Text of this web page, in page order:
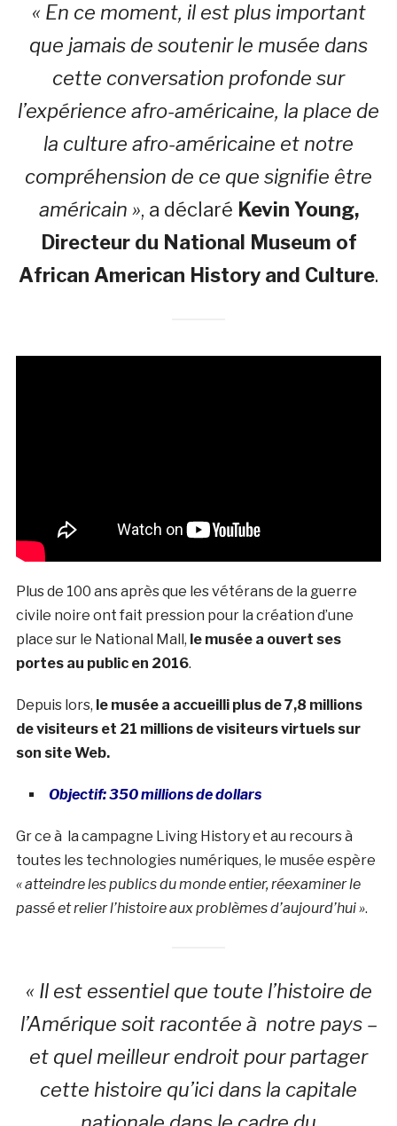
« En ce moment, il est plus important
que jamais de soutenir le musée dans
cette conversation profonde sur
l’expérience afro-américaine, la place de
la culture afro-américaine et notre
compréhension de ce que signifie être
américain », a déclaré Kevin Young,
Directeur du National Museum of
African American History and Culture.
Plus de 100 ans après que les vétérans de la guerre
civile noire ont fait pression pour la création d’une
place sur le National Mall, le musée a ouvert ses
portes au public en 2016.
Depuis lors, le musée a accueilli plus de 7,8 millions
de visiteurs et 21 millions de visiteurs virtuels sur
son site Web.
Objectif: 350 millions de dollars
Gr ce à la campagne Living History et au recours à
toutes les technologies numériques, le musée espère
« atteindre les publics du monde entier, réexaminer le
passé et relier l’histoire aux problèmes d’aujourd’hui ».
« Il est essentiel que toute l’histoire de
l’Amérique soit racontée à notre pays –
et quel meilleur endroit pour partager
cette histoire qu’ici dans la capitale